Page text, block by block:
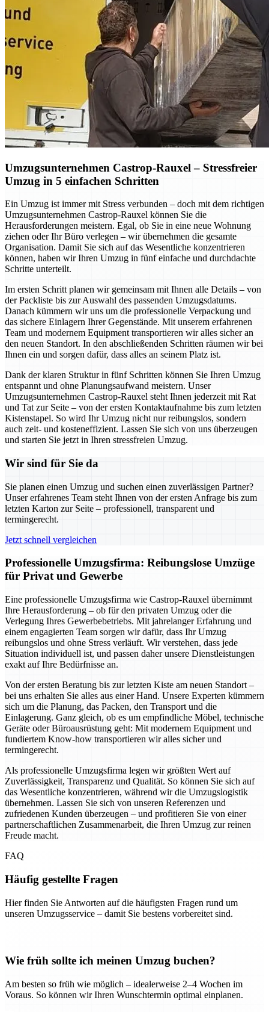
Umzugsunternehmen Castrop-Rauxel – Stressfreier
Umzug in 5 einfachen Schritten
Ein Umzug ist immer mit Stress verbunden – doch mit dem richtigen
Umzugsunternehmen Castrop-Rauxel können Sie die
Herausforderungen meistern. Egal, ob Sie in eine neue Wohnung
ziehen oder Ihr Büro verlegen – wir übernehmen die gesamte
Organisation. Damit Sie sich auf das Wesentliche konzentrieren
können, haben wir Ihren Umzug in fünf einfache und durchdachte
Schritte unterteilt.
Im ersten Schritt planen wir gemeinsam mit Ihnen alle Details – von
der Packliste bis zur Auswahl des passenden Umzugsdatums.
Danach kümmern wir uns um die professionelle Verpackung und
das sichere Einlagern Ihrer Gegenstände. Mit unserem erfahrenen
Team und modernem Equipment transportieren wir alles sicher an
den neuen Standort. In den abschließenden Schritten räumen wir bei
Ihnen ein und sorgen dafür, dass alles an seinem Platz ist.
Dank der klaren Struktur in fünf Schritten können Sie Ihren Umzug
entspannt und ohne Planungsaufwand meistern. Unser
Umzugsunternehmen Castrop-Rauxel steht Ihnen jederzeit mit Rat
und Tat zur Seite – von der ersten Kontaktaufnahme bis zum letzten
Kistenstapel. So wird Ihr Umzug nicht nur reibungslos, sondern
auch zeit- und kosteneffizient. Lassen Sie sich von uns überzeugen
und starten Sie jetzt in Ihren stressfreien Umzug.
Wir sind für Sie da
Sie planen einen Umzug und suchen einen zuverlässigen Partner?
Unser erfahrenes Team steht Ihnen von der ersten Anfrage bis zum
letzten Karton zur Seite – professionell, transparent und
termingerecht.
Jetzt schnell vergleichen
Professionelle Umzugsfirma: Reibungslose Umzüge
für Privat und Gewerbe
Eine professionelle Umzugsfirma wie Castrop-Rauxel übernimmt
Ihre Herausforderung – ob für den privaten Umzug oder die
Verlegung Ihres Gewerbebetriebs. Mit jahrelanger Erfahrung und
einem engagierten Team sorgen wir dafür, dass Ihr Umzug
reibungslos und ohne Stress verläuft. Wir verstehen, dass jede
Situation individuell ist, und passen daher unsere Dienstleistungen
exakt auf Ihre Bedürfnisse an.
Von der ersten Beratung bis zur letzten Kiste am neuen Standort –
bei uns erhalten Sie alles aus einer Hand. Unsere Experten kümmern
sich um die Planung, das Packen, den Transport und die
Einlagerung. Ganz gleich, ob es um empfindliche Möbel, technische
Geräte oder Büroausrüstung geht: Mit modernem Equipment und
fundiertem Know-how transportieren wir alles sicher und
termingerecht.
Als professionelle Umzugsfirma legen wir größten Wert auf
Zuverlässigkeit, Transparenz und Qualität. So können Sie sich auf
das Wesentliche konzentrieren, während wir die Umzugslogistik
übernehmen. Lassen Sie sich von unseren Referenzen und
zufriedenen Kunden überzeugen – und profitieren Sie von einer
partnerschaftlichen Zusammenarbeit, die Ihren Umzug zur reinen
Freude macht.
FAQ
Häufig gestellte Fragen
Hier finden Sie Antworten auf die häufigsten Fragen rund um
unseren Umzugsservice – damit Sie bestens vorbereitet sind.
Wie früh sollte ich meinen Umzug buchen?
Am besten so früh wie möglich – idealerweise 2–4 Wochen im
Voraus. So können wir Ihren Wunschtermin optimal einplanen.